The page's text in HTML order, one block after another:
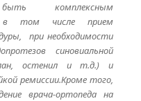
комплексным
( в том числе прием
при необходимости
синовиальной
остенил и т.д.) и
ремиссии.Кроме того,
врача-ортопеда на